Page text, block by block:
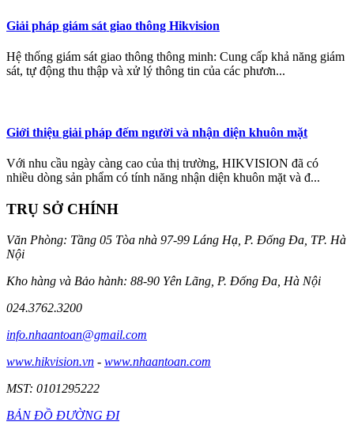
Giải pháp giám sát giao thông Hikvision
Hệ thống giám sát giao thông thông minh: Cung cấp khả năng giám
sát, tự động thu thập và xử lý thông tin của các phươn...
Giới thiệu giải pháp đếm người và nhận diện khuôn mặt
Với nhu cầu ngày càng cao của thị trường, HIKVISION đã có
nhiều dòng sản phẩm có tính năng nhận diện khuôn mặt và đ...
TRỤ SỞ CHÍNH
Văn Phòng: Tầng 05 Tòa nhà 97-99 Láng Hạ, P. Đống Đa, TP. Hà
Nội
Kho hàng và Bảo hành: 88-90 Yên Lãng, P. Đống Đa, Hà Nội
024.3762.3200
info.nhaantoan@gmail.com
www.hikvision.vn - www.nhaantoan.com
MST: 0101295222
BẢN ĐỒ ĐƯỜNG ĐI